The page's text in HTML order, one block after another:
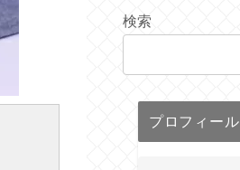
検索
プロフィール